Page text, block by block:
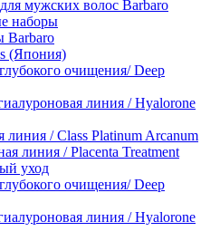
мужских волос Barbaro
наборы
Barbaro
(Япония)
очищения/ Deep
линия / Hyalorone
линия / Class Platinum Arcanum
линия / Placenta Treatment
уход
очищения/ Deep
линия / Hyalorone